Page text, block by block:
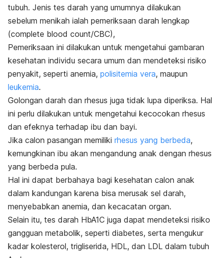
tubuh. Jenis tes darah yang umumnya dilakukan
sebelum menikah ialah pemeriksaan darah lengkap
(complete blood count/CBC),
Pemeriksaan ini dilakukan untuk mengetahui gambaran
kesehatan individu secara umum dan mendeteksi risiko
penyakit, seperti anemia, polisitemia vera, maupun
leukemia.
Golongan darah dan rhesus juga tidak lupa diperiksa. Hal
ini perlu dilakukan untuk mengetahui kecocokan rhesus
dan efeknya terhadap ibu dan bayi.
Jika calon pasangan memiliki rhesus yang berbeda,
kemungkinan ibu akan mengandung anak dengan rhesus
yang berbeda pula.
Hal ini dapat berbahaya bagi kesehatan calon anak
dalam kandungan karena bisa merusak sel darah,
menyebabkan anemia, dan kecacatan organ.
Selain itu, tes darah HbA1C juga dapat mendeteksi risiko
gangguan metabolik, seperti diabetes, serta mengukur
kadar kolesterol, trigliserida, HDL, dan LDL dalam tubuh